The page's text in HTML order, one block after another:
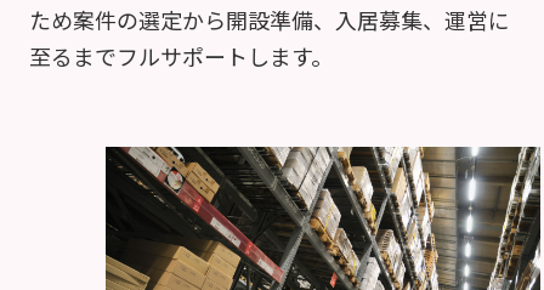
ため案件の選定から開設準備、入居募集、運営に
至るまでフルサポートします。